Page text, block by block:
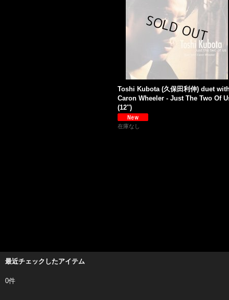
Toshi Kubota (久保田利伸) duet
Caron Wheeler - Just The Two Of
(12'')
在庫なし
最近チェックしたアイテム
0件